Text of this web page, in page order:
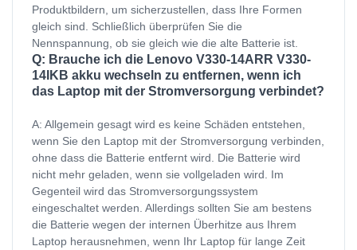
Produktbildern, um sicherzustellen, dass Ihre Formen
gleich sind. Schließlich überprüfen Sie die
Nennspannung, ob sie gleich wie die alte Batterie ist.
Q: Brauche ich die Lenovo V330-14ARR V330-
14IKB akku wechseln zu entfernen, wenn ich
das Laptop mit der Stromversorgung verbindet?
A: Allgemein gesagt wird es keine Schäden entstehen,
wenn Sie den Laptop mit der Stromversorgung verbinden,
ohne dass die Batterie entfernt wird. Die Batterie wird
nicht mehr geladen, wenn sie vollgeladen wird. Im
Gegenteil wird das Stromversorgungssystem
eingeschaltet werden. Allerdings sollten Sie am bestens
die Batterie wegen der internen Überhitze aus Ihrem
Laptop herausnehmen, wenn Ihr Laptop für lange Zeit